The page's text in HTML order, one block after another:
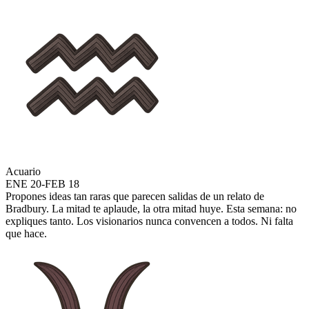
Acuario
ENE 20-FEB 18
Propones ideas tan raras que parecen salidas de un relato de
Bradbury. La mitad te aplaude, la otra mitad huye. Esta semana: no
expliques tanto. Los visionarios nunca convencen a todos. Ni falta
que hace.